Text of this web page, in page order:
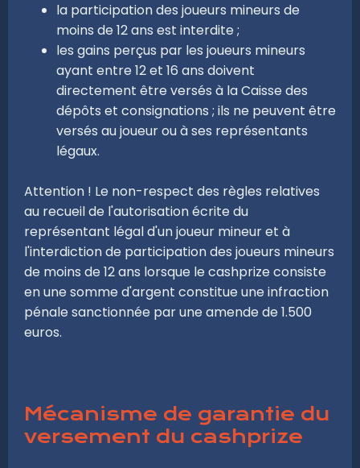
la participation des joueurs mineurs de
moins de 12 ans est interdite ;
les gains perçus par les joueurs mineurs
ayant entre 12 et 16 ans doivent
directement être versés à la Caisse des
dépôts et consignations ; ils ne peuvent être
versés au joueur ou à ses représentants
légaux.
Attention ! Le non-respect des règles relatives
au recueil de l'autorisation écrite du
représentant légal d'un joueur mineur et à
l'interdiction de participation des joueurs mineurs
de moins de 12 ans lorsque le cashprize consiste
en une somme d'argent constitue une infraction
pénale sanctionnée par une amende de 1.500
euros.
Mécanisme de garantie du
versement du cashprize